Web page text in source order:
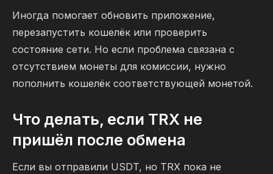
Иногда помогает обновить приложение,
перезапустить кошелёк или проверить
состояние сети. Но если проблема связана с
отсутствием монеты для комиссии, нужно
пополнить кошелёк соответствующей монетой.
Что делать, если TRX не
пришёл после обмена
Если вы отправили USDT, но TRX пока не